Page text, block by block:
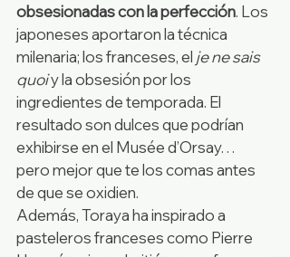
obsesionadas con la perfección. Los
japoneses aportaron la técnica
milenaria; los franceses, el je ne sais
quoi y la obsesión por los
ingredientes de temporada. El
resultado son dulces que podrían
exhibirse en el Musée d’Orsay…
pero mejor que te los comas antes
de que se oxidien.
Además, Toraya ha inspirado a
pasteleros franceses como Pierre